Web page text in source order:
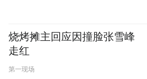
烧烤摊主回应因撞脸张雪峰
走红
第一现场